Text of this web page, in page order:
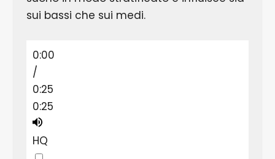
sui bassi che sui medi.
0:00
/
0:25
0:25
HQ